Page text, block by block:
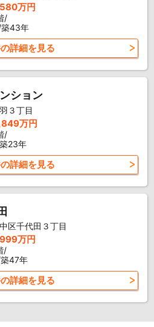
万円
/
43年
詳細を見る
ション
３丁目
万円
/
23年
詳細を見る
区千代田３丁目
万円
/
47年
詳細を見る